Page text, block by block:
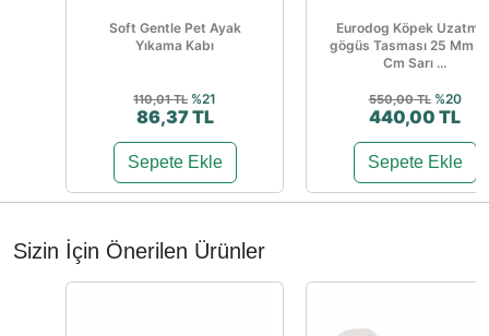
Soft Gentle Pet Ayak
Yıkama Kabı
110,01 TL %21
86,37 TL
Sepete Ekle
Eurodog Köpek
gögüs Tasması 25 Mm
Cm Sarı ...
550,00 TL %20
440,00 TL
Sepete Ekle
Sizin İçin Önerilen Ürünler